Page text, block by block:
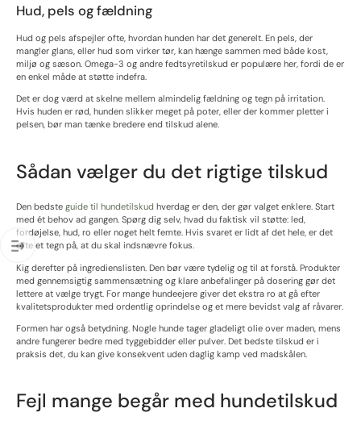
Hud, pels og fældning
Hud og pels afspejler ofte, hvordan hunden har det generelt. En pels, der
mangler glans, eller hud som virker tør, kan hænge sammen med både kost,
miljø og sæson. Omega-3 og andre fedtsyretilskud er populære her, fordi de er
en enkel måde at støtte indefra.
Det er dog værd at skelne mellem almindelig fældning og tegn på irritation.
Hvis huden er rød, hunden slikker meget på poter, eller der kommer pletter i
pelsen, bør man tænke bredere end tilskud alene.
Sådan vælger du det rigtige tilskud
Den bedste guide til hundetilskud hverdag er den, der gør valget enklere. Start
med ét behov ad gangen. Spørg dig selv, hvad du faktisk vil støtte: led,
fordøjelse, hud, ro eller noget helt femte. Hvis svaret er lidt af det hele, er det
ofte et tegn på, at du skal indsnævre fokus.
Kig derefter på ingredienslisten. Den bør være tydelig og til at forstå. Produkter
med gennemsigtig sammensætning og klare anbefalinger på dosering gør det
lettere at vælge trygt. For mange hundeejere giver det ekstra ro at gå efter
kvalitetsprodukter med ordentlig oprindelse og et mere bevidst valg af råvarer.
Formen har også betydning. Nogle hunde tager gladeligt olie over maden, mens
andre fungerer bedre med tyggebidder eller pulver. Det bedste tilskud er i
praksis det, du kan give konsekvent uden daglig kamp ved madskålen.
Fejl mange begår med hundetilskud